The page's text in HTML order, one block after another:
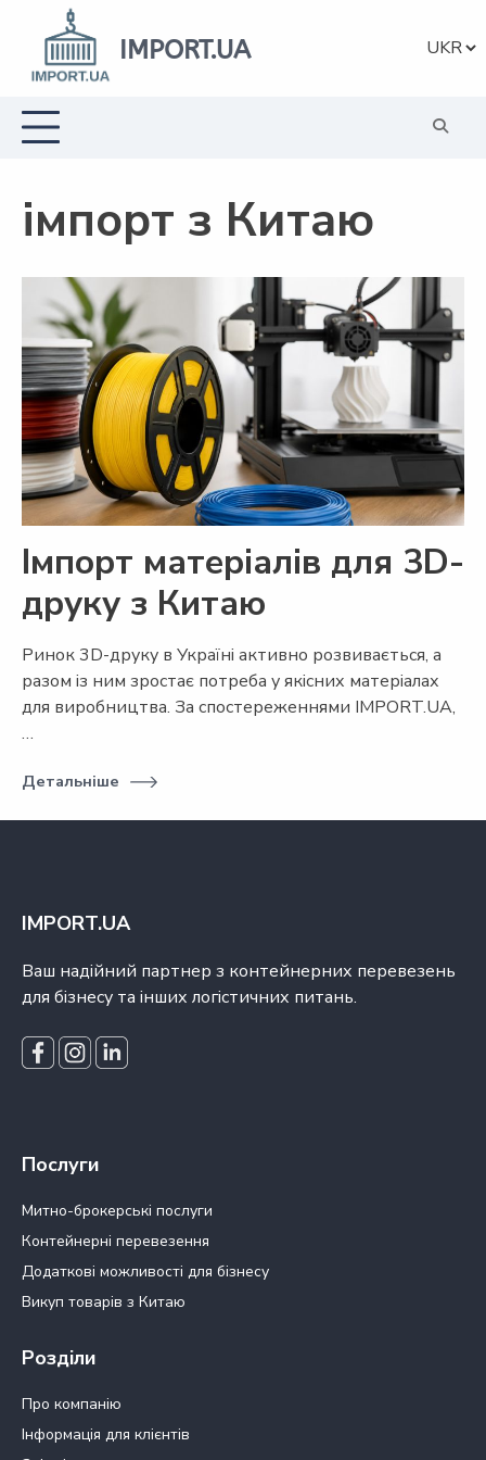
Перейти
вмісту
IMPORT.UA
імпорт з Китаю
Імпорт матеріалів для 3D-
друку з Китаю
Ринок 3D-друку в Україні активно розвивається, а
разом із ним зростає потреба у якісних матеріалах
для виробництва. За спостереженнями IMPORT.UA,
…
Детальніше
IMPORT.UA
Ваш надійний партнер з контейнерних перевезень
для бізнесу та інших логістичних питань.
Послуги
Митно-брокерські послуги
Контейнерні перевезення
Додаткові можливості для бізнесу
Викуп товарів з Китаю
Розділи
Про компанію
Інформація для клієнтів